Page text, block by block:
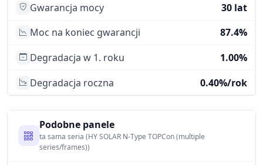
Gwarancja mocy
30 lat
Moc na koniec gwarancji
87.4%
Degradacja w 1. roku
1.00%
Degradacja roczna
0.40%/rok
Podobne panele
ta sama seria (HY SOLAR N-Type TOPCon (multiple
series/frames))